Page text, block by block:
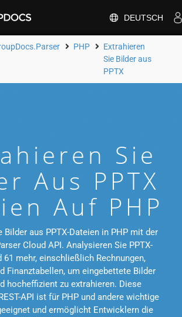
DEUTSCH
PHP
Extrahieren
Sie Bilder aus
PPTX
Sie
Aus PPTX
Auf PHP
Bilder aus PPTX-Dateien in PHP mit der
Cloud API. Analysieren Sie PPTX-
61 mehr, einschließlich Rechnungen,
Finanztabellen, um eingebettete Bilder
hocheffizient zu extrahieren. Diese
API ist für PHP und andere wichtige
und ermöglicht Entwicklern die